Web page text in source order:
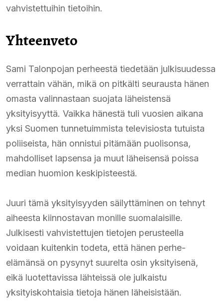
vahvistettuihin tietoihin.
Yhteenveto
Sami Talonpojan perheestä tiedetään julkisuudessa
verrattain vähän, mikä on pitkälti seurausta hänen
omasta valinnastaan suojata läheistensä
yksityisyyttä. Vaikka hänestä tuli vuosien aikana
yksi Suomen tunnetuimmista televisiosta tutuista
poliiseista, hän onnistui pitämään puolisonsa,
mahdolliset lapsensa ja muut läheisensä poissa
median huomion keskipisteestä.
Juuri tämä yksityisyyden säilyttäminen on tehnyt
aiheesta kiinnostavan monille suomalaisille.
Julkisesti vahvistettujen tietojen perusteella
voidaan kuitenkin todeta, että hänen perhe-
elämänsä on pysynyt suurelta osin yksityisenä,
eikä luotettavissa lähteissä ole julkaistu
yksityiskohtaisia tietoja hänen läheisistään.